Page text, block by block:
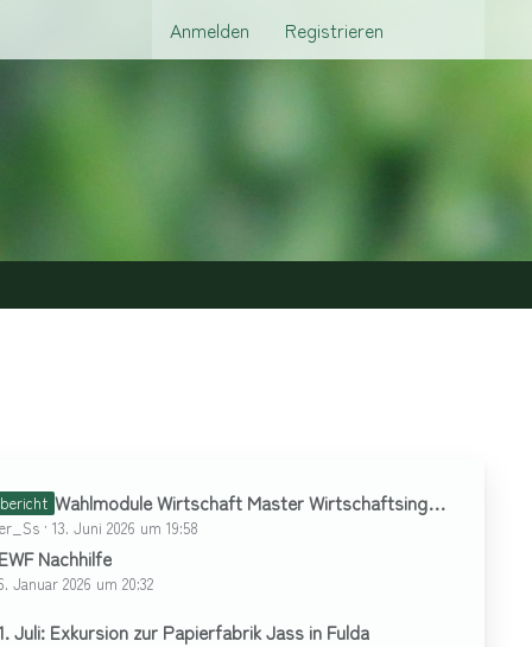
Anmelden Registrieren
Wahlmodule Wirtschaft Master Wirtschaftsingenieurswesen
13. Juni 2026 um 19:58
EWF Nachhilfe
Januar 2026 um 20:32
Juli: Exkursion zur Papierfabrik Jass in Fulda